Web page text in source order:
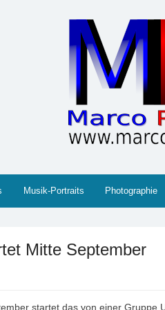
Musik-Portraits Photographie
Mitte September
startet das von einer Gruppe